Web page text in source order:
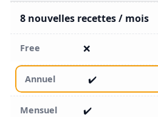
8 nouvelles recettes / mois
❌
✔️
✔️